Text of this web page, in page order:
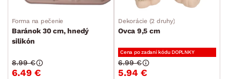
Forma na pečenie
Baránok 30 cm, hnedý
silikón
6.49 €
8.99 €
Dekorácie (2 druhy)
Ovca 9,5 cm
Cena po zadaní kódu DOPLNKY
5.94 €
6.99 €